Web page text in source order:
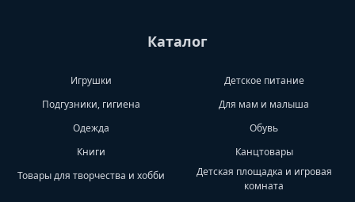
Каталог
Игрушки
Детское питание
Подгузники, гигиена
Для мам и малыша
Одежда
Обувь
Книги
Канцтовары
Товары для творчества и хобби
Детская площадка и игровая
комната